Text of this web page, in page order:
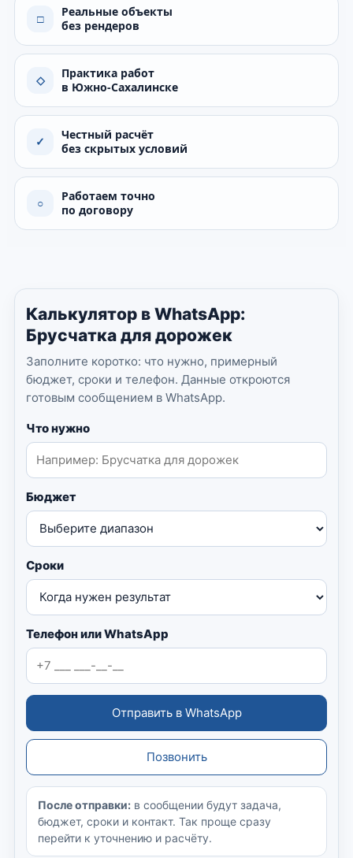
□
Реальные объекты
без рендеров
◇
Практика работ
в Южно-Сахалинске
✓
Честный расчёт
без скрытых условий
○
Работаем точно
по договору
Калькулятор в WhatsApp:
Брусчатка для дорожек
Заполните коротко: что нужно, примерный
бюджет, сроки и телефон. Данные откроются
готовым сообщением в WhatsApp.
Что нужно
Бюджет
Сроки
Телефон или WhatsApp
Отправить в WhatsApp
Позвонить
После отправки: в сообщении будут задача,
бюджет, сроки и контакт. Так проще сразу
перейти к уточнению и расчёту.